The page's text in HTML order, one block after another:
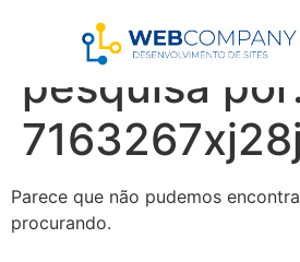
Resultados da
pesquisa
Parece que não pudemos
procurando.